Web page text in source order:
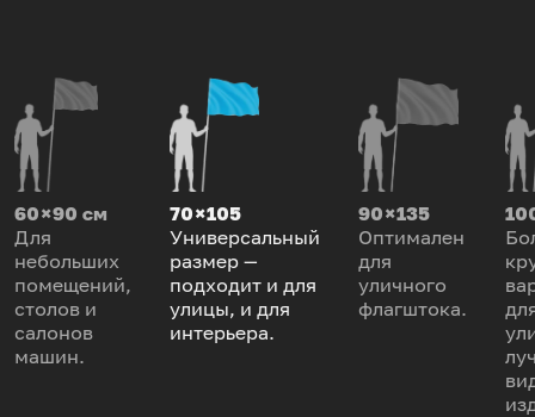
60 × 90 см
Для
небольших
помещений,
столов и
салонов
машин.
70 × 105
Универсальный
размер —
подходит и для
улицы, и для
интерьера.
90 × 135
Оптимален
для
уличного
флагштока.